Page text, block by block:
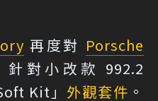
再度對 Porsche
針對小改款 992.2
Kit」 外觀套件 。